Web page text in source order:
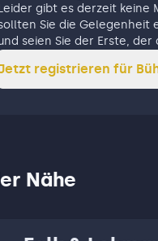
gibt es derzeit keine
Sie die Gelegenheit
seien Sie der Erste,
registrieren für
Nähe